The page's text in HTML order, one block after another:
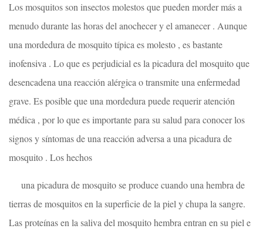
Los mosquitos son insectos molestos que pueden morder más a
menudo durante las horas del anochecer y el amanecer . Aunque
una mordedura de mosquito típica es molesto , es bastante
inofensiva . Lo que es perjudicial es la picadura del mosquito que
desencadena una reacción alérgica o transmite una enfermedad
grave. Es posible que una mordedura puede requerir atención
médica , por lo que es importante para su salud para conocer los
signos y síntomas de una reacción adversa a una picadura de
mosquito . Los hechos
una picadura de mosquito se produce cuando una hembra de
tierras de mosquitos en la superficie de la piel y chupa la sangre.
Las proteínas en la saliva del mosquito hembra entran en su piel e